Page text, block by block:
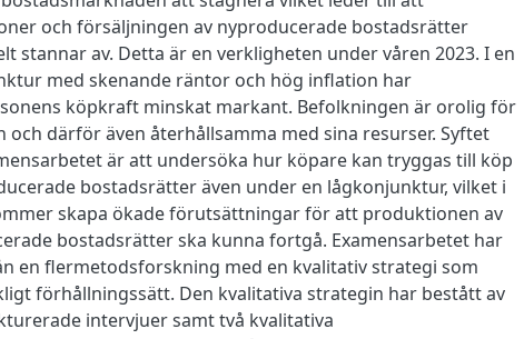
och försäljningen av nyproducerade bostadsrätter
stannar av. Detta är en verkligheten under våren 2023. I en
med skenande räntor och hög inflation har
köpkraft minskat markant. Befolkningen är orolig för
och därför även återhållsamma med sina resurser. Syftet
är att undersöka hur köpare kan tryggas till köp
bostadsrätter även under en lågkonjunktur, vilket i
skapa ökade förutsättningar för att produktionen av
bostadsrätter ska kunna fortgå. Examensarbetet har
en flermetodsforskning med en kvalitativ strategi som
förhållningssätt. Den kvalitativa strategin har bestått av
intervjuer samt två kvalitativa